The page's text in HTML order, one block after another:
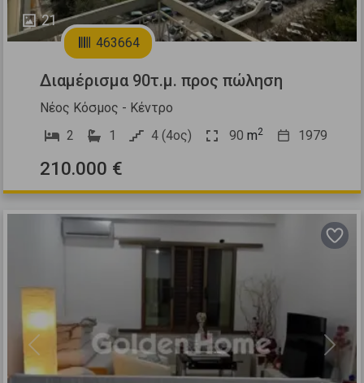
21
463664
Διαμέρισμα 90τ.μ. προς πώληση
Νέος Κόσμος - Κέντρο
2
1 4 (4ος) 90 m2 1979
210.000 €
Previous Next